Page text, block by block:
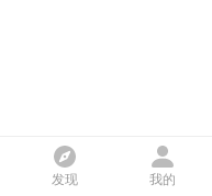
发现 我的